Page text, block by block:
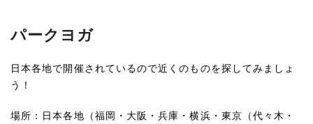
パークヨガ
日本各地で開催されているので近くのものを探してみましょ
う！
場所：日本各地（福岡・大阪・兵庫・横浜・東京（代々木・